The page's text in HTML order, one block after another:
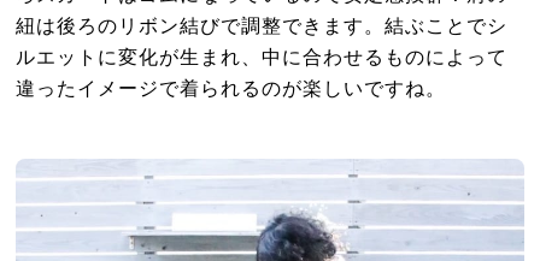
紐は後ろのリボン結びで調整できます。結ぶことでシ
ルエットに変化が生まれ、中に合わせるものによって
違ったイメージで着られるのが楽しいですね。